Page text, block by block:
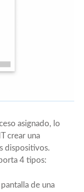
asignado, lo
crear una
dispositivos.
4 tipos:
de una